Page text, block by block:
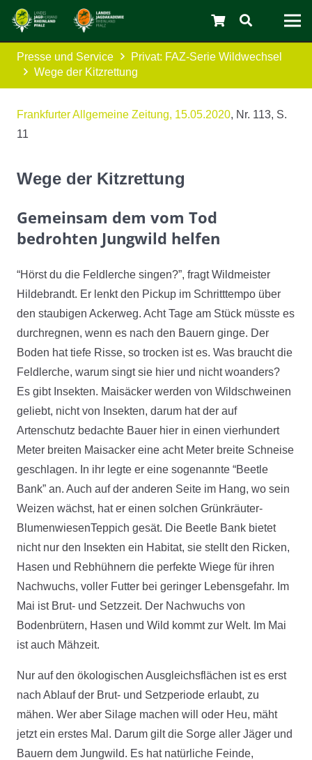
Presse und Service
Privat: FAZ-Serie Wildwechsel
Wege der Kitzrettung
Frankfurter Allgemeine Zeitung, 15.05.2020, Nr. 113, S.
11
Wege der Kitzrettung
Gemeinsam dem vom Tod
bedrohten Jungwild helfen
“Hörst du die Feldlerche singen?”, fragt Wildmeister
Hildebrandt. Er lenkt den Pickup im Schritttempo über
den staubigen Ackerweg. Acht Tage am Stück müsste es
durchregnen, wenn es nach den Bauern ginge. Der
Boden hat tiefe Risse, so trocken ist es. Was braucht die
Feldlerche, warum singt sie hier und nicht woanders?
Es gibt Insekten. Maisäcker werden von Wildschweinen
geliebt, nicht von Insekten, darum hat der auf
Artenschutz bedachte Bauer hier in einen vierhundert
Meter breiten Maisacker eine acht Meter breite Schneise
geschlagen. In ihr legte er eine sogenannte “Beetle
Bank” an. Auch auf der anderen Seite im Hang, wo sein
Weizen wächst, hat er einen solchen Grünkräuter-
BlumenwiesenTeppich gesät. Die Beetle Bank bietet
nicht nur den Insekten ein Habitat, sie stellt den Ricken,
Hasen und Rebhühnern die perfekte Wiege für ihren
Nachwuchs, voller Futter bei geringer Lebensgefahr. Im
Mai ist Brut- und Setzzeit. Der Nachwuchs von
Bodenbrütern, Hasen und Wild kommt zur Welt. Im Mai
ist auch Mähzeit.
Nur auf den ökologischen Ausgleichsflächen ist es erst
nach Ablauf der Brut- und Setzperiode erlaubt, zu
mähen. Wer aber Silage machen will oder Heu, mäht
jetzt ein erstes Mal. Darum gilt die Sorge aller Jäger und
Bauern dem Jungwild. Es hat natürliche Feinde,